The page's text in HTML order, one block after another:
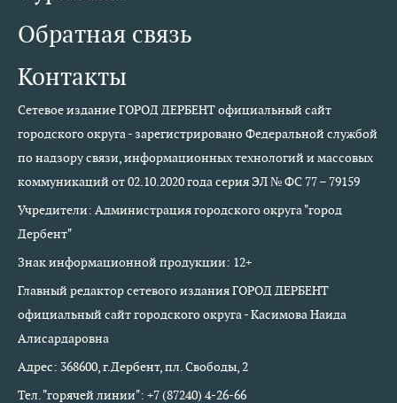
Обратная связь
Контакты
Сетевое издание ГОРОД ДЕРБЕНТ официальный сайт
городского округа - зарегистрировано Федеральной службой
по надзору связи, информационных технологий и массовых
коммуникаций от 02.10.2020 года серия ЭЛ № ФС 77 – 79159
Учредители: Администрация городского округа "город
Дербент"
Знак информационной продукции: 12+
Главный редактор сетевого издания ГОРОД ДЕРБЕНТ
официальный сайт городского округа - Касимова Наида
Алисардаровна
Адрес: 368600, г.Дербент, пл. Свободы, 2
Тел. "горячей линии": +7 (87240) 4-26-66